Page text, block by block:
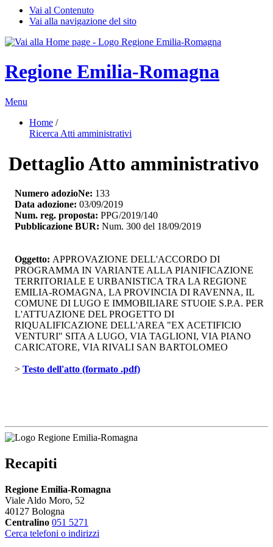
Vai al Contenuto
Vai alla navigazione del sito
Regione Emilia-Romagna
Menu
Home /
Ricerca Atti amministrativi
Dettaglio Atto amministrativo
Numero adozioNe: 133
Data adozione: 03/09/2019
Num. reg. proposta: PPG/2019/140
Pubblicazione BUR: Num. 300 del 18/09/2019
Oggetto: APPROVAZIONE DELL'ACCORDO DI
PROGRAMMA IN VARIANTE ALLA PIANIFICAZIONE
TERRITORIALE E URBANISTICA TRA LA REGIONE
EMILIA-ROMAGNA, LA PROVINCIA DI RAVENNA, IL
COMUNE DI LUGO E IMMOBILIARE STUOIE S.P.A. PER
L'ATTUAZIONE DEL PROGETTO DI
RIQUALIFICAZIONE DELL'AREA "EX ACETIFICIO
VENTURI" SITA A LUGO, VIA TAGLIONI, VIA PIANO
CARICATORE, VIA RIVALI SAN BARTOLOMEO
> Testo dell'atto (formato .pdf)
Recapiti
Regione Emilia-Romagna
Viale Aldo Moro, 52
40127 Bologna
Centralino 051 5271
Cerca telefoni o indirizzi